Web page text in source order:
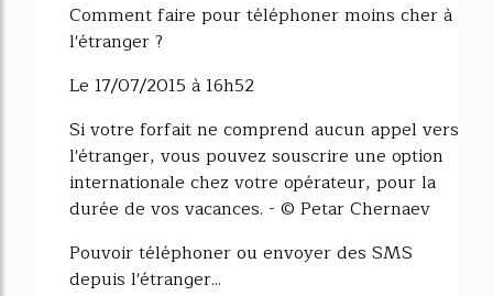
Comment faire pour téléphoner moins cher à
l'étranger ?
Le 17/07/2015 à 16h52
Si votre forfait ne comprend aucun appel vers
l'étranger, vous pouvez souscrire une option
internationale chez votre opérateur, pour la
durée de vos vacances. - © Petar Chernaev
Pouvoir téléphoner ou envoyer des SMS
depuis l'étranger...